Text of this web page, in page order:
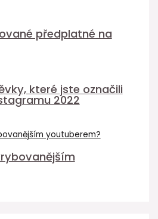
předplatné na
které jste označili
2022